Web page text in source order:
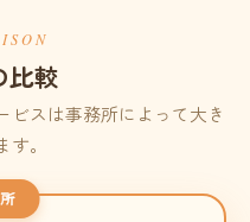
比較
ビスは事務所によって大き
す。